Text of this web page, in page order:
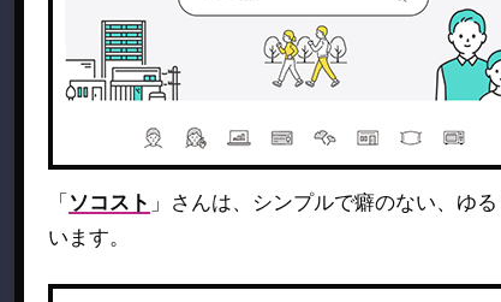
「 ソコスト 」さんは、シンプルで癖のない、ゆ
います。